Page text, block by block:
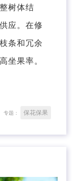
树体结
应。在修
条和冗余
坐果率。
专题： 保花保果